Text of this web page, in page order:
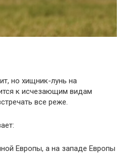
но хищник-лунь на
к исчезающим видам
все реже.
Европы, а на западе Европы